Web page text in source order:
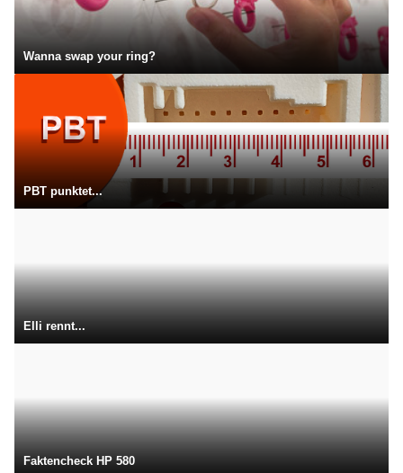
Wanna swap your ring?
PBT punktet...
Elli rennt...
Faktencheck HP 580